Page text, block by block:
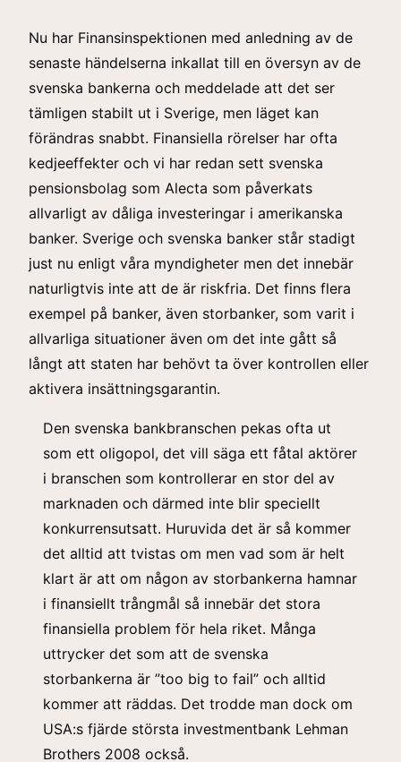
Nu har Finansinspektionen med anledning av de
senaste händelserna inkallat till en översyn av de
svenska bankerna och meddelade att det ser
tämligen stabilt ut i Sverige, men läget kan
förändras snabbt. Finansiella rörelser har ofta
kedjeeffekter och vi har redan sett svenska
pensionsbolag som Alecta som påverkats
allvarligt av dåliga investeringar i amerikanska
banker. Sverige och svenska banker står stadigt
just nu enligt våra myndigheter men det innebär
naturligtvis inte att de är riskfria. Det finns flera
exempel på banker, även storbanker, som varit i
allvarliga situationer även om det inte gått så
långt att staten har behövt ta över kontrollen eller
aktivera insättningsgarantin.
Den svenska bankbranschen pekas ofta ut
som ett oligopol, det vill säga ett fåtal aktörer
i branschen som kontrollerar en stor del av
marknaden och därmed inte blir speciellt
konkurrensutsatt. Huruvida det är så kommer
det alltid att tvistas om men vad som är helt
klart är att om någon av storbankerna hamnar
i finansiellt trångmål så innebär det stora
finansiella problem för hela riket. Många
uttrycker det som att de svenska
storbankerna är ”too big to fail” och alltid
kommer att räddas. Det trodde man dock om
USA:s fjärde största investmentbank Lehman
Brothers 2008 också.